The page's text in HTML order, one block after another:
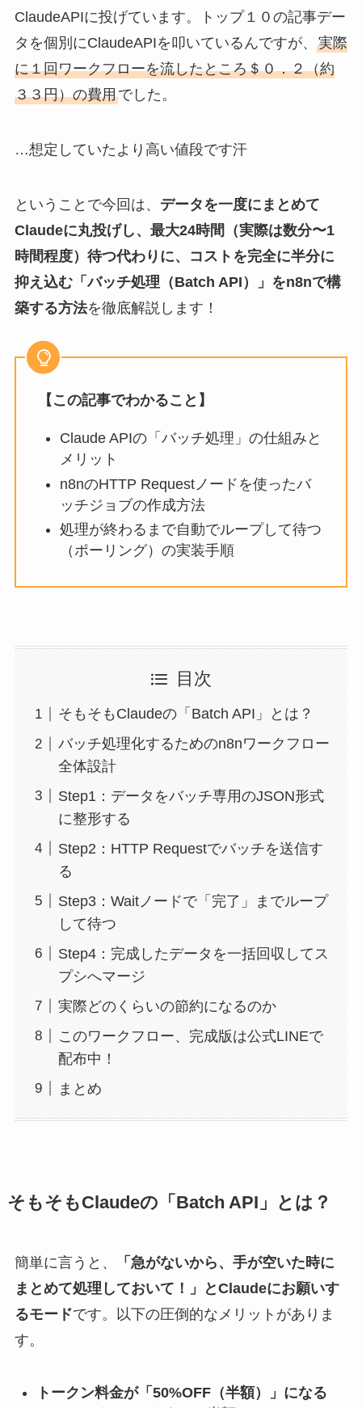
ClaudeAPIに投げています。トップ１０の記事デー
タを個別にClaudeAPIを叩いているんですが、 実際
に１回ワークフローを流したところ＄０．２（約
３３円）の費用でした。
…想定していたより高い値段です汗
ということで今回は、 データを一度にまとめて
Claudeに丸投げし、最大24時間（実際は数分〜1
時間程度）待つ代わりに、コストを完全に半分に
抑え込む「バッチ処理（Batch API）」をn8nで構
築する方法を徹底解説します！
【この記事でわかること】
Claude APIの「バッチ処理」の仕組みと
メリット
n8nのHTTP Requestノードを使ったバ
ッチジョブの作成方法
処理が終わるまで自動でループして待つ
（ポーリング）の実装手順
目次
そもそもClaudeの「Batch API」とは？
バッチ処理化するためのn8nワークフロー
全体設計
Step1：データをバッチ専用のJSON形式
に整形する
Step2：HTTP Requestでバッチを送信す
る
Step3：Waitノードで「完了」までループ
して待つ
Step4：完成したデータを一括回収してス
プシへマージ
実際どのくらいの節約になるのか
このワークフロー、完成版は公式LINEで
配布中！
まとめ
そもそもClaudeの「Batch API」とは？
簡単に言うと、
「急がないから、手が空いた時に
まとめて処理しておいて！」とClaudeにお願いす
るモードです。以下の圧倒的なメリットがありま
す。
トークン料金が「50%OFF（半額）」になる